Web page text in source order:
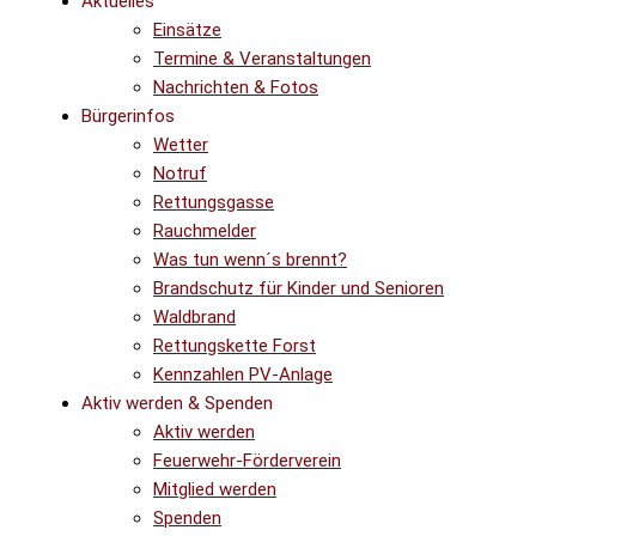
Einsätze
Termine & Veranstaltungen
Nachrichten & Fotos
Bürgerinfos
Wetter
Notruf
Rettungsgasse
Rauchmelder
Was tun wenn´s brennt?
Brandschutz für Kinder und Senioren
Waldbrand
Rettungskette Forst
Kennzahlen PV-Anlage
Aktiv werden & Spenden
Aktiv werden
Feuerwehr-Förderverein
Mitglied werden
Spenden